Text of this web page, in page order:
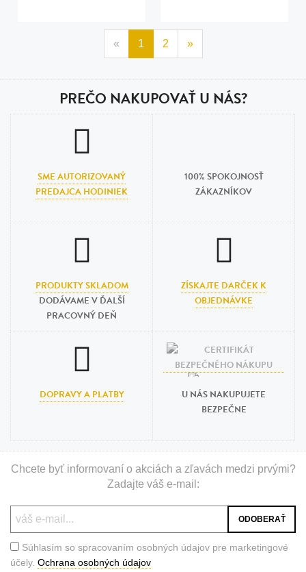
« 1 2 »
PREČO NAKUPOVAŤ U NÁS?
SME AUTORIZOVANÝ
PREDAJCA HODINIEK
100% SPOKOJNOSŤ
ZÁKAZNÍKOV
PRODUKTY SKLADOM
DODÁVAME V ĎALŠÍ
PRACOVNÝ DEŇ
ZÍSKAJTE DARČEK K
OBJEDNÁVKE
DOPRAVY A PLATBY
U NÁS NAKUPUJETE
BEZPEČNE
Chcete byť informovaní o akciách a zľavách medzi prvými?
Zadajte váš e-mail:
Súhlasím so spracovaním osobných údajov pre marketingové
účely. Ochrana osobných údajov